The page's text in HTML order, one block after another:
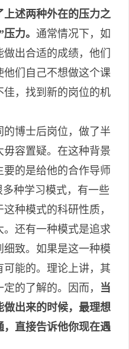
上述两种外在的压力之
力。 通常情况下，如
出合适的成绩，他们
他们自己不想做这个课
，找到新的岗位的机
博士后岗位，做了半
容置疑。在这种背景
要的是给他的合作导师
种学习模式，有一些
种模式的科研性质，
还有一种模式是追求
致。如果是这一种模
能的。理论上讲，其
的了解的。因而， 当
出来的时候，最理想
，直接告诉他你现在遇